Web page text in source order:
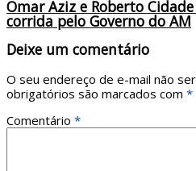
Omar Aziz e Roberto
corrida pelo Governo do AM
Deixe um comentário
O seu endereço de e-mail não
obrigatórios são marcados com *
Comentário *